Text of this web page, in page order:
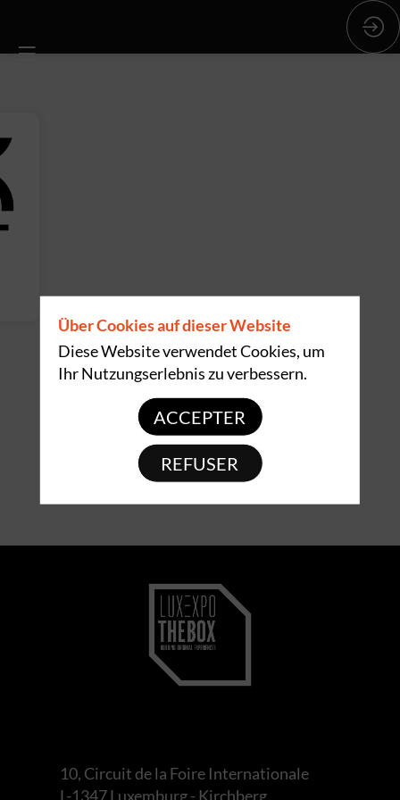
10, Circuit de la Foire Internationale
L-1347 Luxemburg - Kirchberg
Über Cookies auf dieser Website
Diese Website verwendet Cookies, um
Ihr Nutzungserlebnis zu verbessern.
ACCEPTER
REFUSER